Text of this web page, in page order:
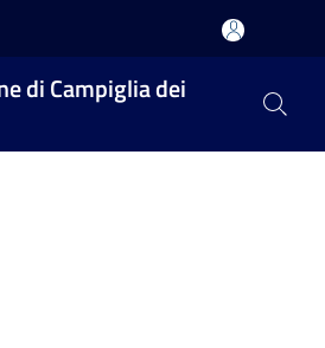
di Campiglia dei